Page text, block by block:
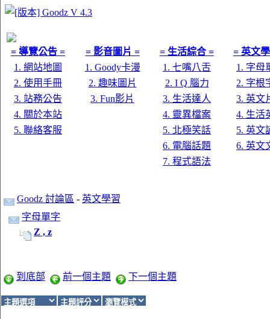
= 導覽公告 = = 影音圖片 = = 生活綜合 =
= 英文
1. 網站地圖
1. Goody卡漫 1. 七嘴八舌
1. 字母
2. 使用手冊
2. 趣味圖片 2. I Q 腦力
2. 字根
3. 站務公告
3. Fun影片 3. 生活達人
3. 英文
4. 關於本站
4. 靈異檔案
4. 生活
5. 聯絡客服
5. 北極笑話
5. 英文
6. 電腦話題
6. 英文
7. 程式語法
Goodz 討論區 - 英文學習
字母單字
Z , z
到底部 前一個主題 下一個主題